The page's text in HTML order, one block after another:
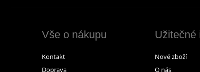
Vše o nákupu
Kontakt
Doprava
Užitečné
Nové zboží
O nás